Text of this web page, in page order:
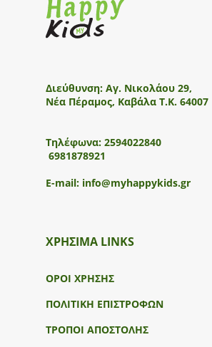
Διεύθυνση: Αγ. Νικολάου 29,
Νέα Πέραμος, Καβάλα Τ.Κ. 64007
Τηλέφωνα: 2594022840
6981878921
E-mail: info@myhappykids.gr
ΧΡΗΣΙΜΑ LINKS
ΟΡΟΙ ΧΡΗΣΗΣ
ΠΟΛΙΤΙΚΗ ΕΠΙΣΤΡΟΦΩΝ
ΤΡΟΠΟΙ ΑΠΟΣΤΟΛΗΣ